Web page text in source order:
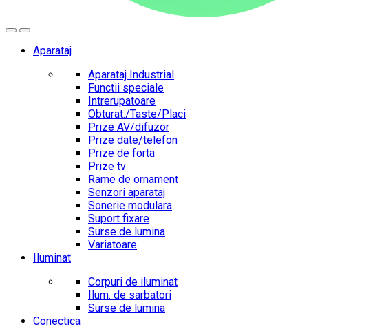
Aparataj
Aparataj Industrial
Functii speciale
Intrerupatoare
Obturat./Taste/Placi
Prize AV/difuzor
Prize date/telefon
Prize de forta
Prize tv
Rame de ornament
Senzori aparataj
Sonerie modulara
Suport fixare
Surse de lumina
Variatoare
Iluminat
Corpuri de iluminat
Ilum. de sarbatori
Surse de lumina
Conectica